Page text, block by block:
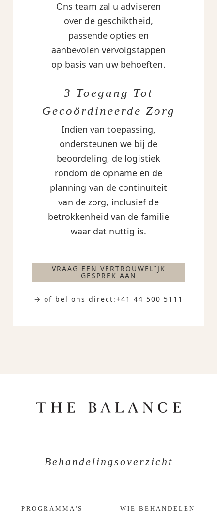
Ons team zal u adviseren
over de geschiktheid,
passende opties en
aanbevolen vervolgstappen
op basis van uw behoeften.
3 Toegang Tot
Gecoördineerde Zorg
Indien van toepassing,
ondersteunen we bij de
beoordeling, de logistiek
rondom de opname en de
planning van de continuïteit
van de zorg, inclusief de
betrokkenheid van de familie
waar dat nuttig is.
VRAAG EEN VERTROUWELIJK
GESPREK AAN
→ of bel ons direct:+41 44 500 5111
Behandelingsoverzicht
PROGRAMMA'S
WIE BEHANDELEN